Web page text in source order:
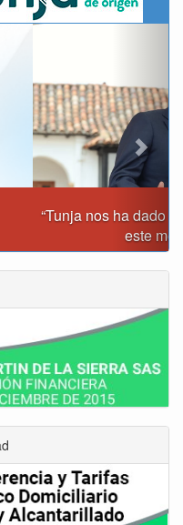
no podemos fallarle en